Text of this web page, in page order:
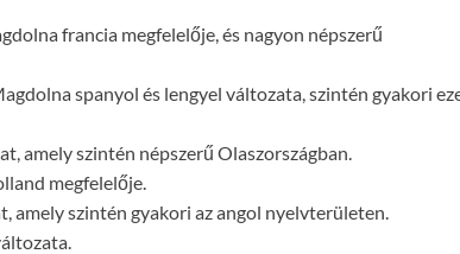
francia megfelelője, és nagyon népszerű
spanyol és lengyel változata, szintén gyakori
amely szintén népszerű Olaszországban.
megfelelője.
amely szintén gyakori az angol nyelvterületen.